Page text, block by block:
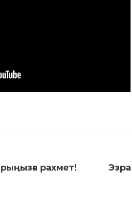
рахмет!